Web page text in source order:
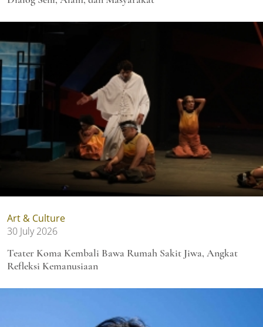
Art & Culture
30 July 2026
Teater Koma Kembali Bawa Rumah Sakit Jiwa, Angkat
Refleksi Kemanusiaan